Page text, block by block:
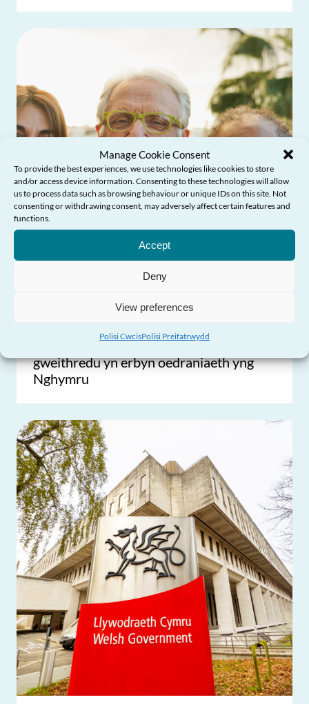
Manage Cookie Consent
To provide the best experiences, we use technologies like cookies to store
and/or access device information. Consenting to these technologies will allow
us to process data such as browsing behaviour or unique IDs on this site. Not
consenting or withdrawing consent, may adversely affect certain features and
functions.
Accept
Deny
View preferences
Polisi CwcisPolisi Preifatrwydd
Angen Help?
Comisiynydd Pobl Hŷn Cymru yn lansio
cwrs dysgu newydd i ysbrydoli
gweithredu yn erbyn oedraniaeth yng
Nghymru